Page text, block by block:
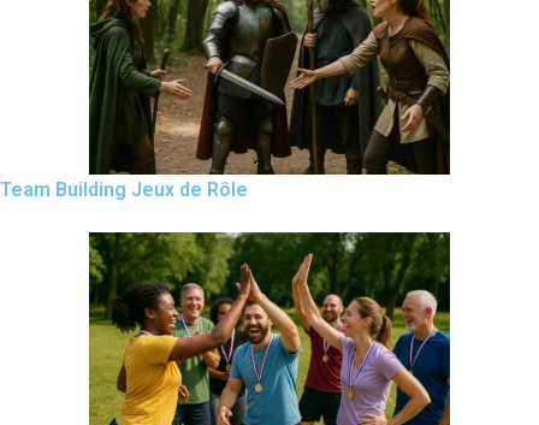
Team Building Jeux de Rôle